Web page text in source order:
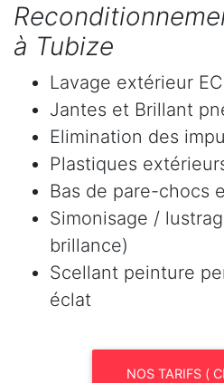
à Tubize
Lavage extérieur
Jantes et Brillant
Elimination des
Plastiques
Bas de pare-chocs
Simonisage /
brillance)
Scellant peinture
éclat
NOS TARIFS (